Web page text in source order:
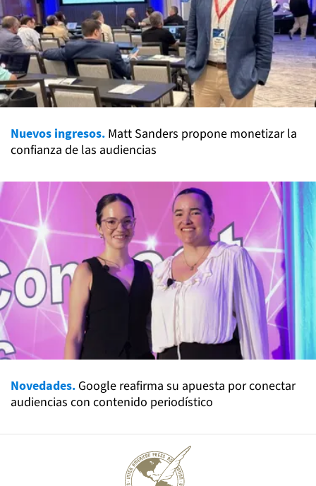
Nuevos ingresos. Matt Sanders propone monetizar la
confianza de las audiencias
Novedades. Google reafirma su apuesta por conectar
audiencias con contenido periodístico